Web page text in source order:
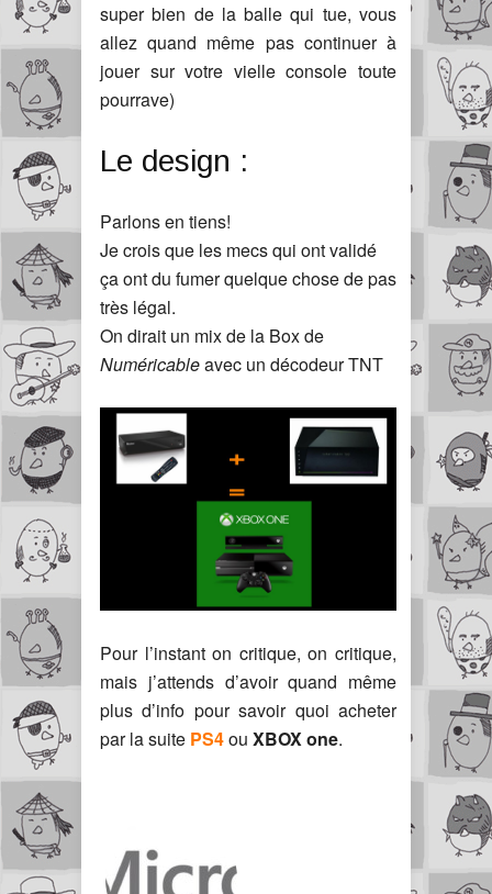
super bien de la balle qui tue, vous
allez quand même pas continuer à
jouer sur votre vielle console toute
pourrave)
Le design :
Parlons en tiens!
Je crois que les mecs qui ont validé
ça ont du fumer quelque chose de pas
très légal.
On dirait un mix de la Box de
Numéricableavec un décodeur TNT
Pour l’instant on critique, on critique,
mais j’attends d’avoir quand même
plus d’info pour savoir quoi acheter
par la suite PS4ou XBOX one.